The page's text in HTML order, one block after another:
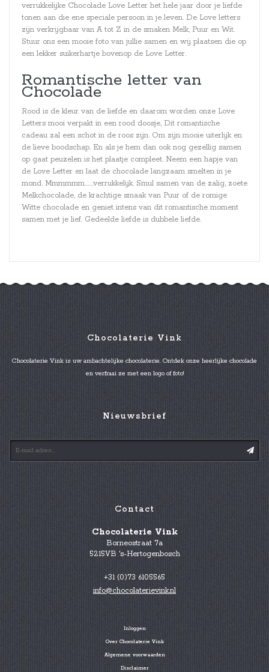
verrukkelijke Chocolade Love Letter het hele jaar door je liefde
tonen aan die ene speciale persoon in je leven. De Love letters
zijn verkrijgbaar van A tot Z in de smaken Melk, Puur en Wit.
Stuur ons een mooie foto van jullie samen en wij plaatsen die op
een lekker suikerhartje bovenop de Love Letter.
Romantische letter van
Chocolade
Rood is de kleur van de liefde en daarom worden onze Love
Letters mooi verpakt in een rood doosje, Dit romantische
cadeau zal een schot in de roos zijn. Om zijn mooie uiterlijk en
de lieve boodschap. En als je hem dan ook nog gezellig samen
op gaat peuzelen is het plaatje compleet. Neem een hapje van
de Love Letter en laat de chocolade langzaam smelten in je
mond. Mmmmmm…….verrukkelijk. Smul samen van de zalig, zoete
Melkchocolade, de krachtige smaak van Puur of de romige
Witte chocolade en geniet intens van dit romantische moment
samen met je lief. Gedeelde liefde is dubbele liefde.
Chocolaterie Vink
Chocolaterie Vink is uw ambachtelijke chocolaterie. Ontdek onze heerlijke chocolade
en verfraai ze met een logo of foto!
Nieuwsbrief
Contact
Chocolaterie Vink
Borneostraat 7a
5215VB 's-Hertogenbosch
+31 (0)73 6105565
info@chocolaterievink.nl
Inloggen
Over Chocolaterie Vink
Algemene voorwaarden
Disclaimer